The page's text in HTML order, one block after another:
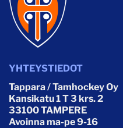
YHTEYSTIEDOT
Tappara / Tamhockey Oy
Kansikatu 1 T 3 krs. 2
33100 TAMPERE
Avoinna ma-pe 9-16